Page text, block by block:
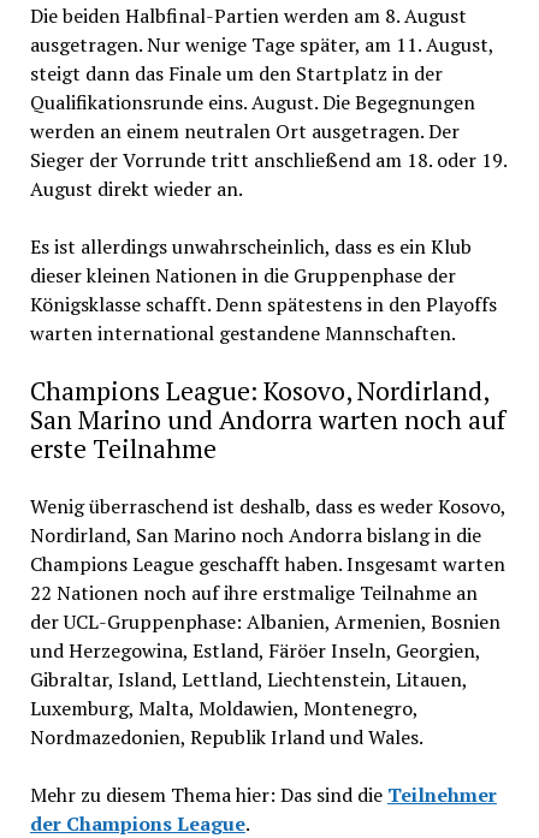
Die beiden Halbfinal-Partien werden am 8. August
ausgetragen. Nur wenige Tage später, am 11. August,
steigt dann das Finale um den Startplatz in der
Qualifikationsrunde eins. August. Die Begegnungen
werden an einem neutralen Ort ausgetragen. Der
Sieger der Vorrunde tritt anschließend am 18. oder 19.
August direkt wieder an.
Es ist allerdings unwahrscheinlich, dass es ein Klub
dieser kleinen Nationen in die Gruppenphase der
Königsklasse schafft. Denn spätestens in den Playoffs
warten international gestandene Mannschaften.
Champions League: Kosovo, Nordirland,
San Marino und Andorra warten noch auf
erste Teilnahme
Wenig überraschend ist deshalb, dass es weder Kosovo,
Nordirland, San Marino noch Andorra bislang in die
Champions League geschafft haben. Insgesamt warten
22 Nationen noch auf ihre erstmalige Teilnahme an
der UCL-Gruppenphase: Albanien, Armenien, Bosnien
und Herzegowina, Estland, Färöer Inseln, Georgien,
Gibraltar, Island, Lettland, Liechtenstein, Litauen,
Luxemburg, Malta, Moldawien, Montenegro,
Nordmazedonien, Republik Irland und Wales.
Mehr zu diesem Thema hier: Das sind die Teilnehmer
der Champions League.